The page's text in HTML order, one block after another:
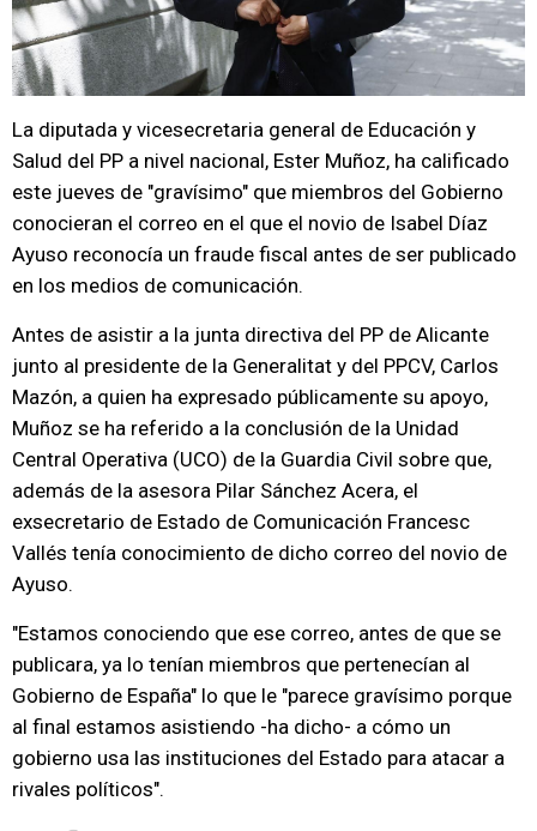
La diputada y vicesecretaria general de Educación y
Salud del PP a nivel nacional, Ester Muñoz, ha calificado
este jueves de "gravísimo" que miembros del Gobierno
conocieran el correo en el que el novio de Isabel Díaz
Ayuso reconocía un fraude fiscal antes de ser publicado
en los medios de comunicación.
Antes de asistir a la junta directiva del PP de Alicante
junto al presidente de la Generalitat y del PPCV, Carlos
Mazón, a quien ha expresado públicamente su apoyo,
Muñoz se ha referido a la conclusión de la Unidad
Central Operativa (UCO) de la Guardia Civil sobre que,
además de la asesora Pilar Sánchez Acera, el
exsecretario de Estado de Comunicación Francesc
Vallés tenía conocimiento de dicho correo del novio de
Ayuso.
"Estamos conociendo que ese correo, antes de que se
publicara, ya lo tenían miembros que pertenecían al
Gobierno de España" lo que le "parece gravísimo porque
al final estamos asistiendo -ha dicho- a cómo un
gobierno usa las instituciones del Estado para atacar a
rivales políticos".